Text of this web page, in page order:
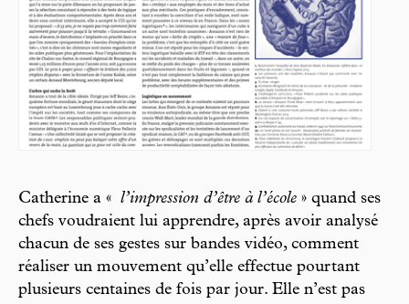
Catherine a « l’impression d’être à l’école » quand ses
chefs voudraient lui apprendre, après avoir analysé
chacun de ses gestes sur bandes vidéo, comment
réaliser un mouvement qu’elle effectue pourtant
plusieurs centaines de fois par jour. Elle n’est pas